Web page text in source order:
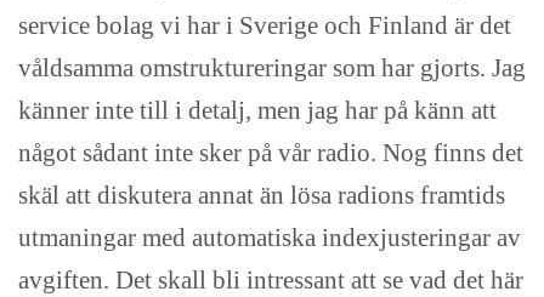
service bolag vi har i Sverige och Finland är det
våldsamma omstruktureringar som har gjorts. Jag
känner inte till i detalj, men jag har på känn att
något sådant inte sker på vår radio. Nog finns det
skäl att diskutera annat än lösa radions framtids
utmaningar med automatiska indexjusteringar av
avgiften. Det skall bli intressant att se vad det här